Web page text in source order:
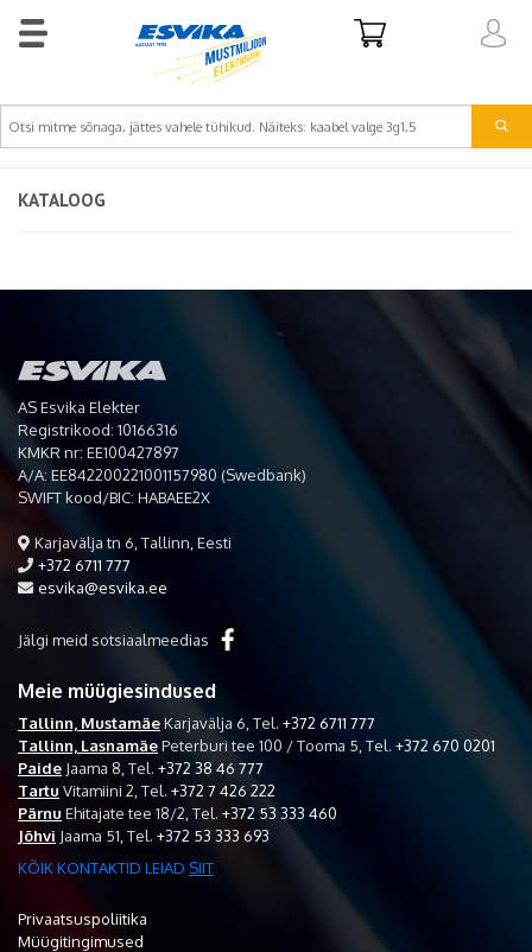
KATALOOG
AS Esvika Elekter
Registrikood: 10166316
KMKR nr: EE100427897
A/A: EE842200221001157980 (Swedbank)
SWIFT kood/BIC: HABAEE2X
Karjavälja tn 6, Tallinn, Eesti
+372 6711 777
esvika@esvika.ee
Jälgi meid sotsiaalmeedias
Meie müügiesindused
Tallinn, MustamäeKarjavälja 6, Tel. +372 6711 777
Tallinn, LasnamäePeterburi tee 100 / Tooma 5, Tel. +372 670 0201
Paide Jaama 8, Tel. +372 38 46 777
Tartu Vitamiini 2, Tel. +372 7 426 222
Pärnu Ehitajate tee 18/2, Tel. +372 53 333 460
Jõhvi Jaama 51, Tel. +372 53 333 693
KÕIK KONTAKTID LEIAD SIIT
Privaatsuspoliitika
Müügitingimused